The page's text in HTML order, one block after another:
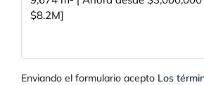
Enviando el formulario acepto Los